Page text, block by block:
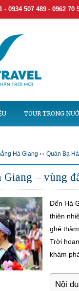
- 0934 507 489 - 0962 70
TOUR TRONG
Hà Giang ›› Quản Bạ
Giang – vùng
Đến Hà
thiên
ghé
Trời
khám
Nội